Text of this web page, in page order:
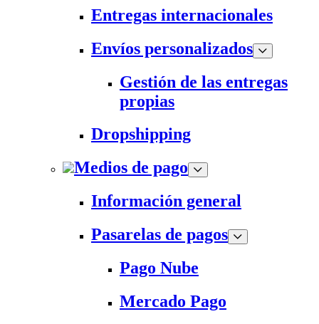
Entregas internacionales
Envíos personalizados
Gestión de las entregas
propias
Dropshipping
Medios de pago
Información general
Pasarelas de pagos
Pago Nube
Mercado Pago